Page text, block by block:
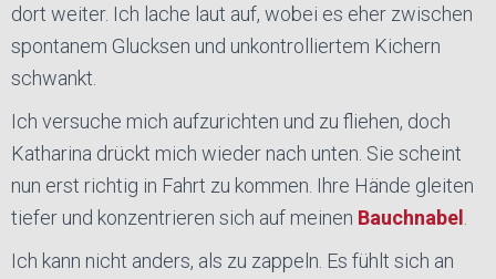
dort weiter. Ich lache laut auf, wobei es eher zwischen
spontanem Glucksen und unkontrolliertem Kichern
schwankt.
Ich versuche mich aufzurichten und zu fliehen, doch
Katharina drückt mich wieder nach unten. Sie scheint
nun erst richtig in Fahrt zu kommen. Ihre Hände gleiten
tiefer und konzentrieren sich auf meinen Bauchnabel
Ich kann nicht anders, als zu zappeln. Es fühlt sich an